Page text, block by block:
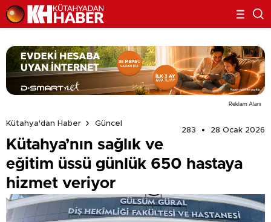
Reklam Alanı
Kütahya'dan Haber
Güncel
283
28 Ocak 2026
Kütahya’nın sağlık ve
eğitim üssü günlük 650 hastaya
hizmet veriyor